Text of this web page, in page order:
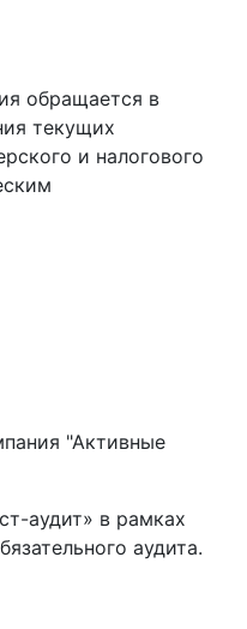
обращается в
текущих
и налогового
"Активные
аудит» в рамках
аудита.